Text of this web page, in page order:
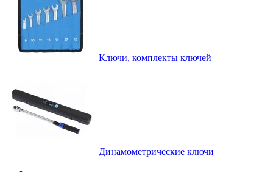
Ключи, комплекты ключей
Динамометрические ключи